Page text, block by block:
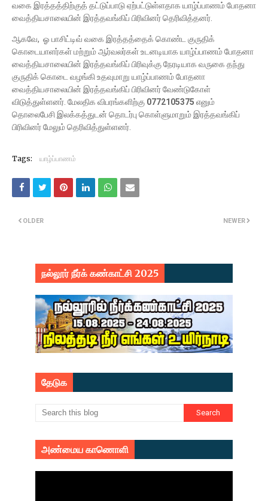
வகை இரத்தத்திற்குத் தட்டுப்பாடு ஏற்பட்டுள்ளதாக யாழ்ப்பாணம் போதனா
வைத்தியசாலையின் இரத்தவங்கிப் பிரிவினர் தெரிவித்தனர்.
ஆகவே, ஓ பாசிட்டிவ் வகை இரத்தத்தைக் கொண்ட குருதிக்
கொடையாளர்கள் மற்றும் ஆர்வலர்கள் உடனடியாக யாழ்ப்பாணம் போதனா
வைத்தியசாலையின் இரத்தவங்கிப் பிரிவுக்கு நேரடியாக வருகை தந்து
குருதிக் கொடை வழங்கி உதவுமாறு யாழ்ப்பாணம் போதனா
வைத்தியசாலையின் இரத்தவங்கிப் பிரிவினர் வேண்டுகோள்
விடுத்துள்ளனர். மேலதிக விபரங்களிற்கு 0772105375 எனும்
தொலைபேசி இலக்கத்துடன் தொடர்பு கொள்ளுமாறும் இரத்தவங்கிப்
பிரிவினர் மேலும் தெரிவித்துள்ளனர்.
Tags: யாழ்ப்பாணம்
NEWER
OLDER
நல்லூர் நீர்க் கண்காட்சி 2025
தேடுக
அண்மைய காணொளி